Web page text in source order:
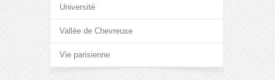
Université
Vallée de Chevreuse
Vie parisienne